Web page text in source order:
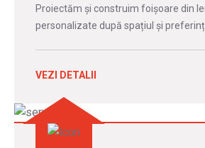
Proiectăm și construim foișoare din
personalizate după spațiul și
VEZI DETALII